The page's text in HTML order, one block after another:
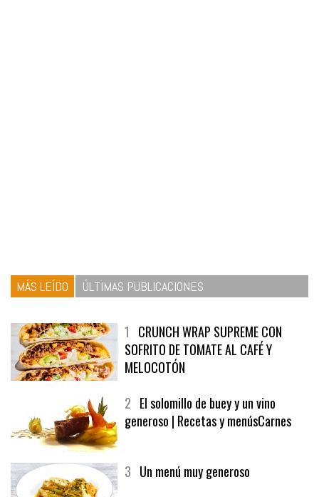
MÁS LEÍDO ÚLTIMAS PUBLICACIONES
1 CRUNCH WRAP SUPREME CON
SOFRITO DE TOMATE AL CAFÉ Y
MELOCOTÓN
2 El solomillo de buey y un vino
generoso | Recetas y menúsCarnes
3 Un menú muy generoso